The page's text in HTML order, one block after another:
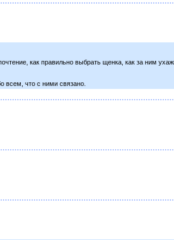
как правильно выбрать щенка, как за ним
всем, что с ними связано.